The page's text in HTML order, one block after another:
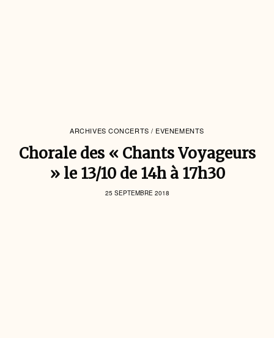
ARCHIVES CONCERTS / EVENEMENTS
Chorale des « Chants Voyageurs
» le 13/10 de 14h à 17h30
25 SEPTEMBRE 2018